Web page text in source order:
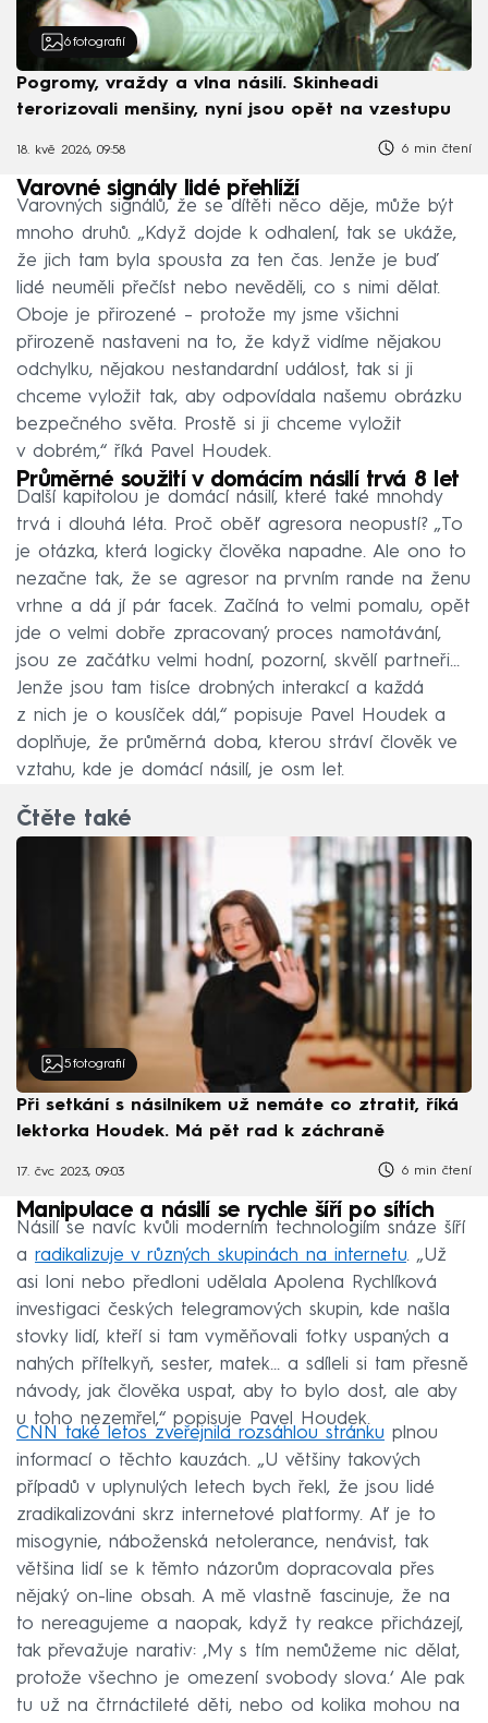
6 fotografií
Pogromy, vraždy a vlna násilí. Skinheadi
terorizovali menšiny, nyní jsou opět na vzestupu
18. kvě 2026, 09:58 6 min čtení
Varovné signály lidé přehlíží
Varovných signálů, že se dítěti něco děje, může být
mnoho druhů. „Když dojde k odhalení, tak se ukáže,
že jich tam byla spousta za ten čas. Jenže je buď
lidé neuměli přečíst nebo nevěděli, co s nimi dělat.
Oboje je přirozené – protože my jsme všichni
přirozeně nastaveni na to, že když vidíme nějakou
odchylku, nějakou nestandardní událost, tak si ji
chceme vyložit tak, aby odpovídala našemu obrázku
bezpečného světa. Prostě si ji chceme vyložit
v dobrém,“ říká Pavel Houdek.
Průměrné soužití v domácím násilí trvá 8 let
Další kapitolou je domácí násilí, které také mnohdy
trvá i dlouhá léta. Proč oběť agresora neopustí? „To
je otázka, která logicky člověka napadne. Ale ono to
nezačne tak, že se agresor na prvním rande na ženu
vrhne a dá jí pár facek. Začíná to velmi pomalu, opět
jde o velmi dobře zpracovaný proces namotávání,
jsou ze začátku velmi hodní, pozorní, skvělí partneři…
Jenže jsou tam tisíce drobných interakcí a každá
z nich je o kousíček dál,“ popisuje Pavel Houdek a
doplňuje, že průměrná doba, kterou stráví člověk ve
vztahu, kde je domácí násilí, je osm let.
Čtěte také
5 fotografií
Při setkání s násilníkem už nemáte co ztratit, říká
lektorka Houdek. Má pět rad k záchraně
17. čvc 2023, 09:03 6 min čtení
Manipulace a násilí se rychle šíří po sítích
Násilí se navíc kvůli moderním technologiím snáze šíří
a radikalizuje v různých skupinách na internetu. „Už
asi loni nebo předloni udělala Apolena Rychlíková
investigaci českých telegramových skupin, kde našla
stovky lidí, kteří si tam vyměňovali fotky uspaných a
nahých přítelkyň, sester, matek… a sdíleli si tam přesně
návody, jak člověka uspat, aby to bylo dost, ale aby
u toho nezemřel,“ popisuje Pavel Houdek.
CNN také letos zveřejnila rozsáhlou stránku plnou
informací o těchto kauzách. „U většiny takových
případů v uplynulých letech bych řekl, že jsou lidé
zradikalizováni skrz internetové platformy. Ať je to
misogynie, náboženská netolerance, nenávist, tak
většina lidí se k těmto názorům dopracovala přes
nějaký on-line obsah. A mě vlastně fascinuje, že na
to nereagujeme a naopak, když ty reakce přicházejí,
tak převažuje narativ: ‚My s tím nemůžeme nic dělat,
protože všechno je omezení svobody slova.‘ Ale pak
tu už na čtrnáctileté děti, nebo od kolika mohou na